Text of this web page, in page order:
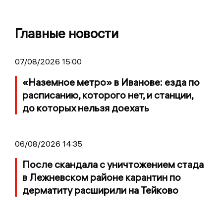
Главные новости
07/08/2026 15:00
«Наземное метро» в Иванове: езда по
расписанию, которого нет, и станции,
до которых нельзя доехать
06/08/2026 14:35
После скандала с уничтожением стада
в Лежневском районе карантин по
дерматиту расширили на Тейково